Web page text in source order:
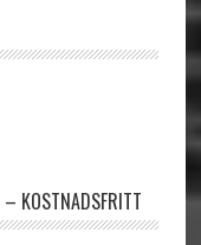
– KOSTNADSFRITT